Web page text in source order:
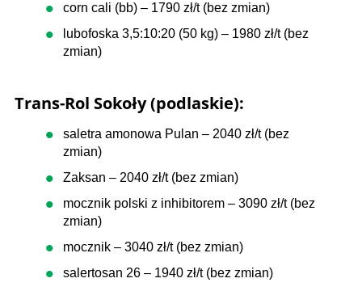
corn cali (bb) – 1790 zł/t (bez zmian)
lubofoska 3,5:10:20 (50 kg) – 1980 zł/t (bez
zmian)
Trans-Rol Sokoły (podlaskie):
saletra amonowa Pulan – 2040 zł/t (bez
zmian)
Zaksan – 2040 zł/t (bez zmian)
mocznik polski z inhibitorem – 3090 zł/t (bez
zmian)
mocznik – 3040 zł/t (bez zmian)
salertosan 26 – 1940 zł/t (bez zmian)